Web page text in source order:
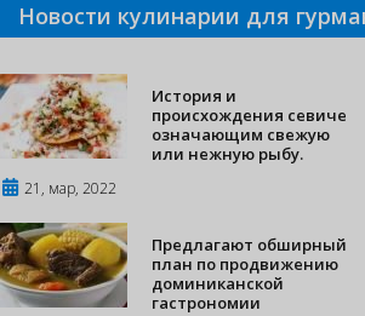
Новости кулинарии для
История и
происхождения севиче
означающим свежую
или нежную рыбу.
21, мар, 2022
Предлагают обширный
план по продвижению
доминиканской
гастрономии